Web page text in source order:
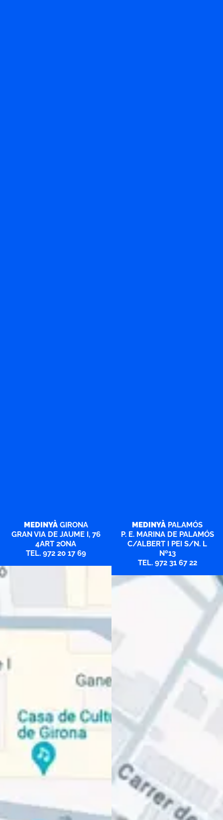
MEDINYÀGIRONA
GRAN VIA DE JAUME I, 76
4ART 2ONA
TEL. 972 20 17 69
MEDINYÀ PALAMÓS
P. E. MARINA DE PALAMÓS
C/ALBERT I PEI S/N. L
Nº13
TEL. 972 31 67 22